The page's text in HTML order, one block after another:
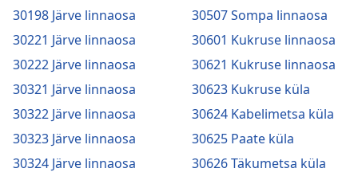
30198 Järve linnaosa
30221 Järve linnaosa
30222 Järve linnaosa
30321 Järve linnaosa
30322 Järve linnaosa
30323 Järve linnaosa
30324 Järve linnaosa
30507 Sompa linnaosa
30601 Kukruse linnaosa
30621 Kukruse linnaosa
30623 Kukruse küla
30624 Kabelimetsa küla
30625 Paate küla
30626 Täkumetsa küla